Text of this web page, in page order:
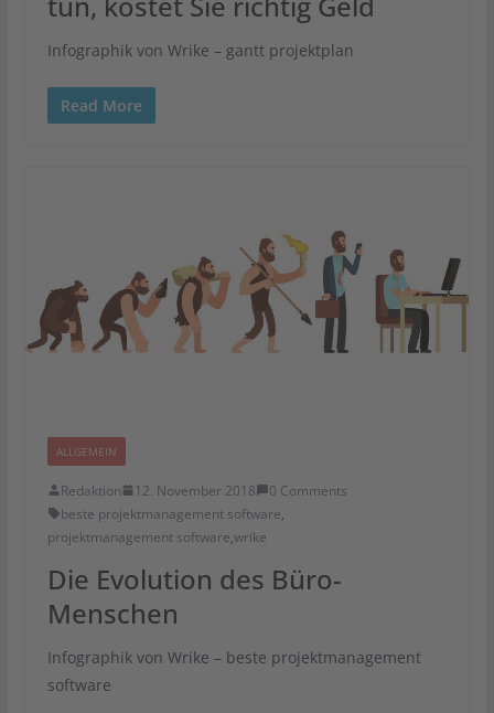
Infographik von Wrike – gantt projektplan
Read More
ALLGEMEIN
Redaktion 12. November 2018
0 Comments
beste projektmanagement software,
projektmanagement software,wrike
Die Evolution des Büro-
Menschen
Infographik von Wrike – beste projektmanagement
software